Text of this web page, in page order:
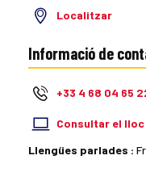
Localitzar
Informació de
+33 4 68 04 65
Consultar el lloc
Llengües parlades :